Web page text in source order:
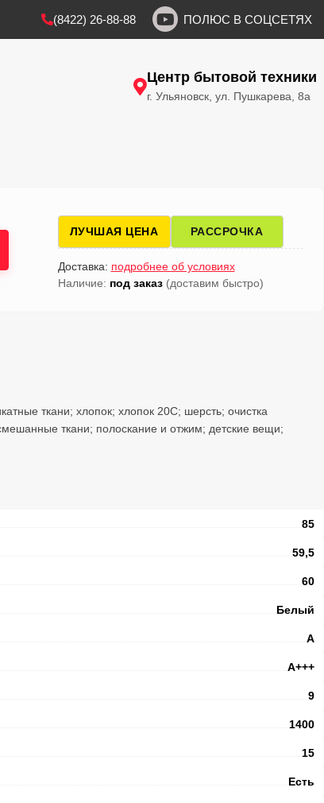
(8422) 26-88-88 ПОЛЮС В СОЦСЕТЯХ
Центр бытовой техники
г. Ульяновск, ул. Пушкарева, 8а
ЛУЧШАЯ ЦЕНА РАССРОЧКА
Доставка: подробнее об условиях
Наличие: под заказ(доставим быстро)
ткани; хлопок; хлопок 20С; шерсть; очистка
ткани; полоскание и отжим; детские вещи;
85
59,5
60
Белый
A
А+++
9
1400
15
Есть